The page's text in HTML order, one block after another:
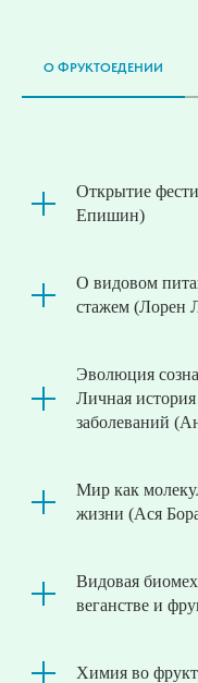
О ФРУКТОЕДЕНИИ
Открытие
Епишин)
О видовом
стажем (Лорен
Эволюция
Личная
заболеваний
Мир как
жизни (Ася
Видовая
веганстве и
Химия во